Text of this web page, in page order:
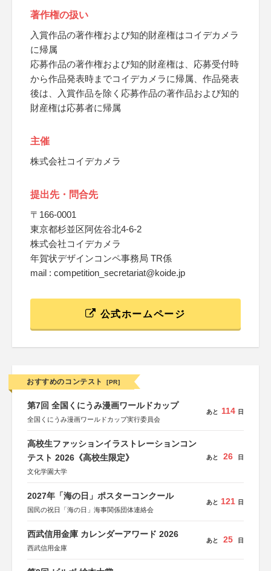
著作権の扱い
入賞作品の著作権および知的財産権はコイデカメラ
に帰属
応募作品の著作権および知的財産権は、応募受付時
から作品発表時までコイデカメラに帰属、作品発表
後は、入賞作品を除く応募作品の著作品および知的
財産権は応募者に帰属
主催
株式会社コイデカメラ
提出先・問合先
〒166-0001
東京都杉並区阿佐谷北4-6-2
株式会社コイデカメラ
年賀状デザインコンペ事務局 TR係
mail : competition_secretariat@koide.jp
公式ホームページ
おすすめのコンテスト [PR]
第7回 全国くにうみ漫画ワールドカップ
全国くにうみ漫画ワールドカップ実行委員会
あと 114 日
高校生ファッションイラストレーションコン
テスト 2026《高校生限定》
文化学園大学
あと 26 日
2027年「海の日」ポスターコンクール
国民の祝日「海の日」海事関係団体連絡会
あと 121 日
西武信用金庫 カレンダーアワード 2026
西武信用金庫
あと 25 日